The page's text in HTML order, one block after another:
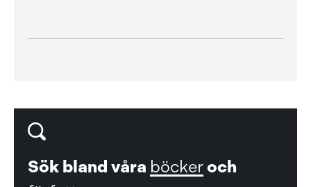
Sök bland våra böckeroch